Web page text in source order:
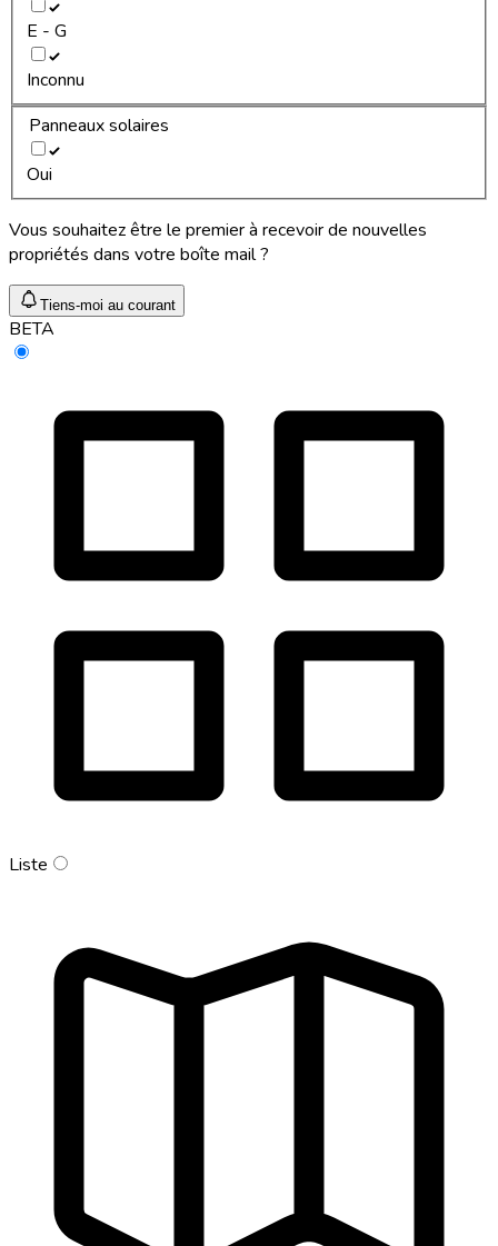
E - G
Inconnu
Panneaux solaires
Oui
Vous souhaitez être le premier à recevoir de nouvelles
propriétés dans votre boîte mail ?
Tiens-moi au courant
BETA
Liste